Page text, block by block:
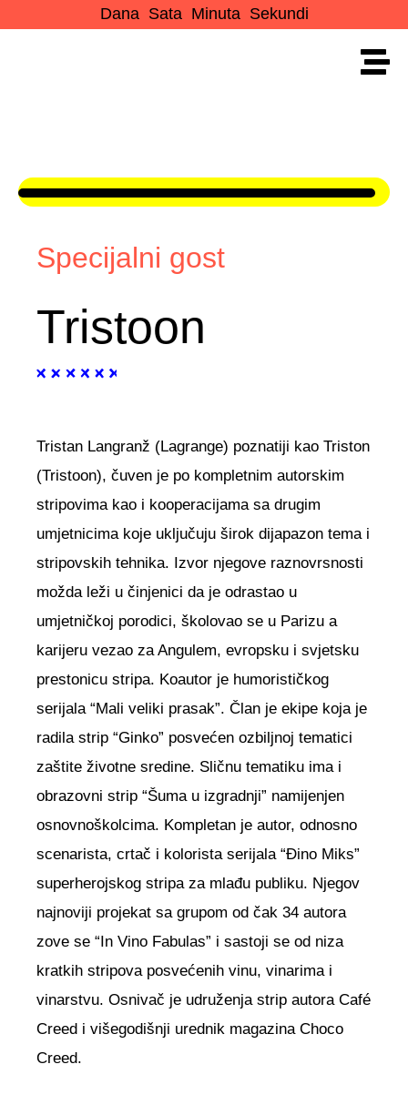
Dana Sata Minuta Sekundi
Specijalni gost
Tristoon
Tristan Langranž (Lagrange) poznatiji kao Triston
(Tristoon), čuven je po kompletnim autorskim
stripovima kao i kooperacijama sa drugim
umjetnicima koje uključuju širok dijapazon tema i
stripovskih tehnika. Izvor njegove raznovrsnosti
možda leži u činjenici da je odrastao u
umjetničkoj porodici, školovao se u Parizu a
karijeru vezao za Angulem, evropsku i svjetsku
prestonicu stripa. Koautor je humorističkog
serijala “Mali veliki prasak”. Član je ekipe koja je
radila strip “Ginko” posvećen ozbiljnoj tematici
zaštite životne sredine. Sličnu tematiku ima i
obrazovni strip “Šuma u izgradnji” namijenjen
osnovnoškolcima. Kompletan je autor, odnosno
scenarista, crtač i kolorista serijala “Đino Miks”
superherojskog stripa za mlađu publiku. Njegov
najnoviji projekat sa grupom od čak 34 autora
zove se “In Vino Fabulas” i sastoji se od niza
kratkih stripova posvećenih vinu, vinarima i
vinarstvu. Osnivač je udruženja strip autora Café
Creed i višegodišnji urednik magazina Choco
Creed.